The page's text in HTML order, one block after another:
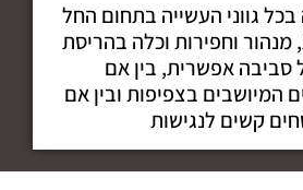
גווני העשייה בתחום החל
וחפירות וכלה בהריסת
סביבה אפשרית, בין אם
המיושבים בצפיפות ובין אם
קשים לנגישות